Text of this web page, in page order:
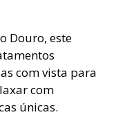
Douro, este
com vista para
com
únicas.